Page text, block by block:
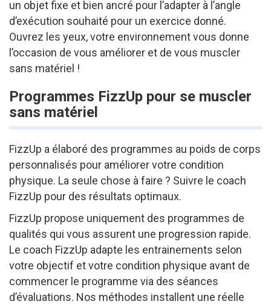
un objet fixe et bien ancré pour l’adapter à l’angle
d’exécution souhaité pour un exercice donné.
Ouvrez les yeux, votre environnement vous donne
l’occasion de vous améliorer et de vous muscler
sans matériel !
Programmes FizzUp pour se muscler
sans matériel
FizzUp a élaboré des programmes au poids de corps
personnalisés pour améliorer votre condition
physique. La seule chose à faire ? Suivre le coach
FizzUp pour des résultats optimaux.
FizzUp propose uniquement des programmes de
qualités qui vous assurent une progression rapide.
Le coach FizzUp adapte les entrainements selon
votre objectif et votre condition physique avant de
commencer le programme via des séances
d’évaluations. Nos méthodes installent une réelle